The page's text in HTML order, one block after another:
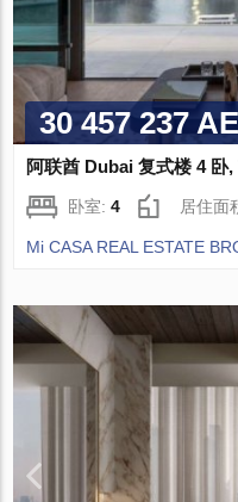
30 457 237
阿联酋 Dubai 复式楼 4 卧
卧室:4 居住面
Mi CASA REAL ESTATE